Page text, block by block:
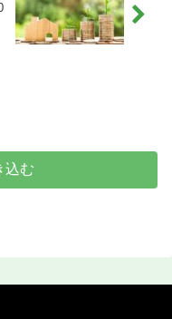
込む